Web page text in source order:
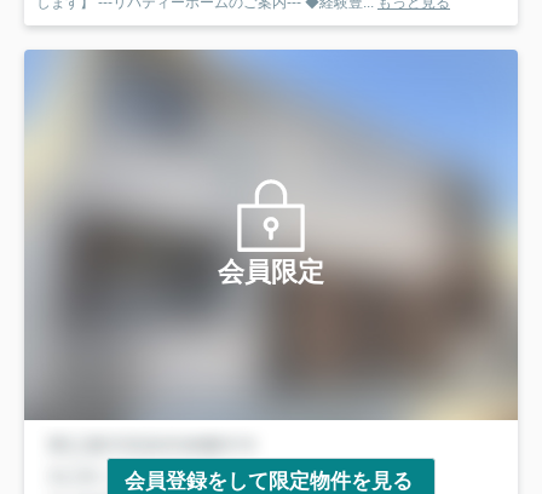
会員限定
会員登録をして限定物件を見る